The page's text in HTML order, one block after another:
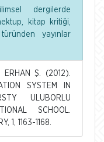
dergilerde
kitap kritiği,
yayınlar
Ş. (2012).
SYSTEM IN
ULUBORLU
SCHOOL.
1, 1163-1168.